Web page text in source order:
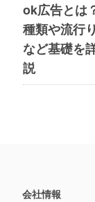
ok広告とは
種類や流行
など基礎を
説
会社情報